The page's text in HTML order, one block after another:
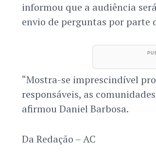
informou que a audiência
envio de perguntas por parte
“Mostra-se imprescindível
responsáveis, as
afirmou Daniel Barbosa.
Da Redação – AC